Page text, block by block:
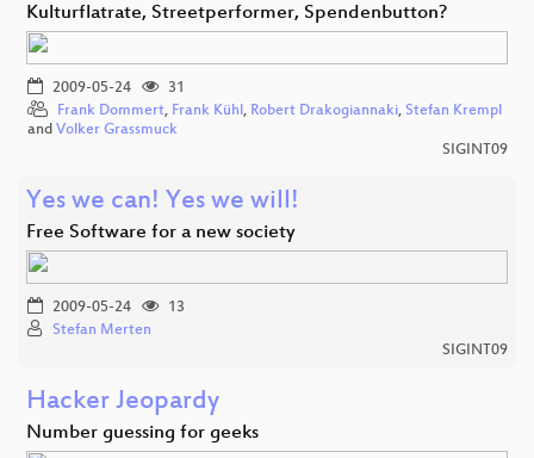
Kulturflatrate, Streetperformer, Spendenbutton?
2009-05-24
31
Frank Dommert, Frank Kühl, Robert Drakogiannaki, Stefan Krempl
and Volker Grassmuck
SIGINT09
Yes we can! Yes we will!
Free Software for a new society
2009-05-24
13
Stefan Merten
SIGINT09
Hacker Jeopardy
Number guessing for geeks